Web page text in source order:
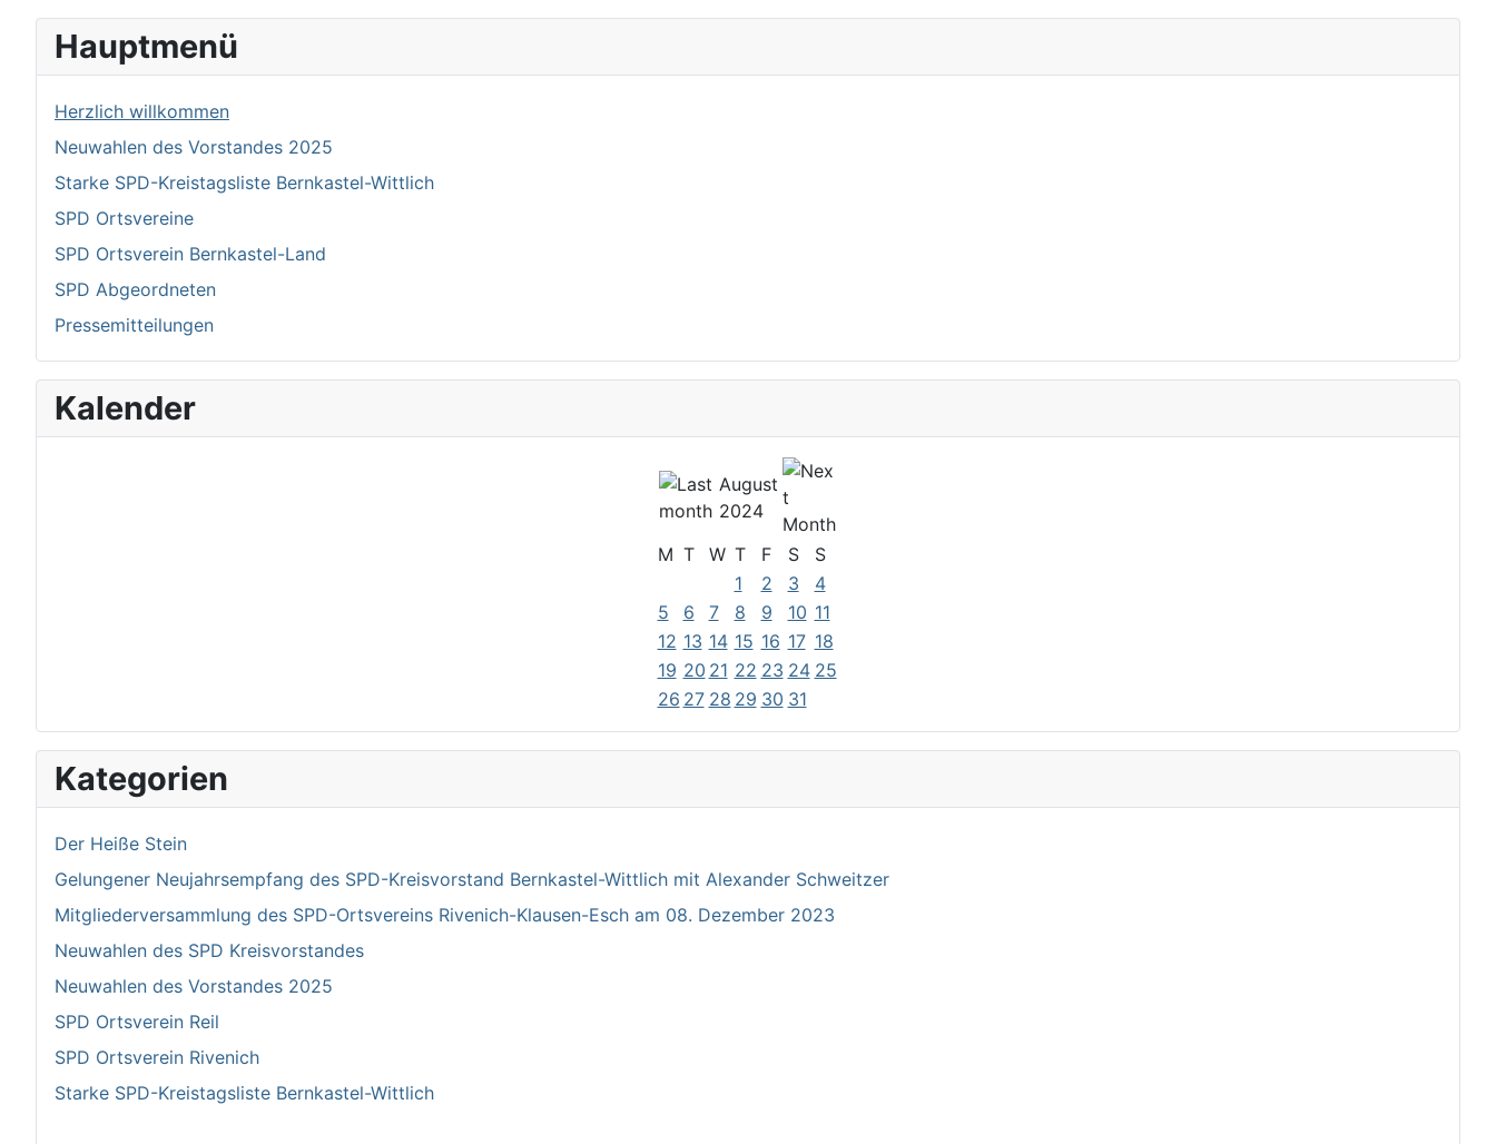
Hauptmenü
Herzlich willkommen
Neuwahlen des Vorstandes 2025
Starke SPD-Kreistagsliste Bernkastel-Wittlich
SPD Ortsvereine
SPD Ortsverein Bernkastel-Land
SPD Abgeordneten
Pressemitteilungen
Kalender
August
2024
M T W T F S
S
1
2 3
4
5
6 7 8 9 10 11
12 13 14 15 16 17 18
19 20 21 22 23 24 25
26 27 28 29 30 31
Kategorien
Der Heiße Stein
Gelungener Neujahrsempfang des SPD-Kreisvorstand Bernkastel-Wittlich mit Alexander Schweitzer
Mitgliederversammlung des SPD-Ortsvereins Rivenich-Klausen-Esch am 08. Dezember 2023
Neuwahlen des SPD Kreisvorstandes
Neuwahlen des Vorstandes 2025
SPD Ortsverein Reil
SPD Ortsverein Rivenich
Starke SPD-Kreistagsliste Bernkastel-Wittlich